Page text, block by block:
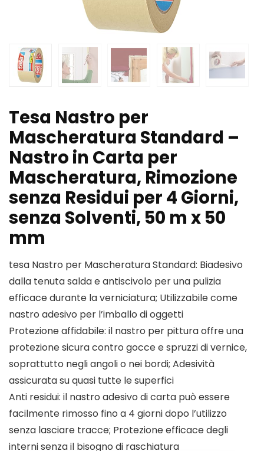
Tesa Nastro per
Mascheratura Standard –
Nastro in Carta per
Mascheratura, Rimozione
senza Residui per 4 Giorni,
senza Solventi, 50 m x 50
mm
tesa Nastro per Mascheratura Standard: Biadesivo
dalla tenuta salda e antiscivolo per una pulizia
efficace durante la verniciatura; Utilizzabile come
nastro adesivo per l’imballo di oggetti
Protezione affidabile: il nastro per pittura offre una
protezione sicura contro gocce e spruzzi di vernice,
soprattutto negli angoli o nei bordi; Adesività
assicurata su quasi tutte le superfici
Anti residui: il nastro adesivo di carta può essere
facilmente rimosso fino a 4 giorni dopo l’utilizzo
senza lasciare tracce; Protezione efficace degli
interni senza il bisogno di raschiatura